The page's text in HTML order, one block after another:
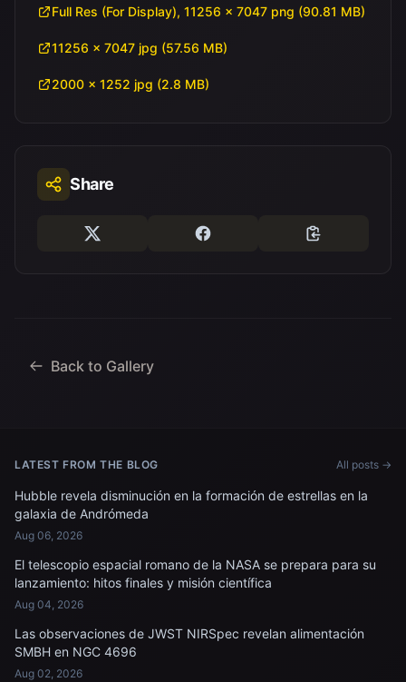
Full Res (For Display), 11256 × 7047 png (90.81 MB)
11256 × 7047 jpg (57.56 MB)
2000 × 1252 jpg (2.8 MB)
Share
Back to Gallery
LATEST FROM THE BLOG All posts →
Hubble revela disminución en la formación de estrellas en la
galaxia de Andrómeda
Aug 06, 2026
El telescopio espacial romano de la NASA se prepara para su
lanzamiento: hitos finales y misión científica
Aug 04, 2026
Las observaciones de JWST NIRSpec revelan alimentación
SMBH en NGC 4696
Aug 02, 2026